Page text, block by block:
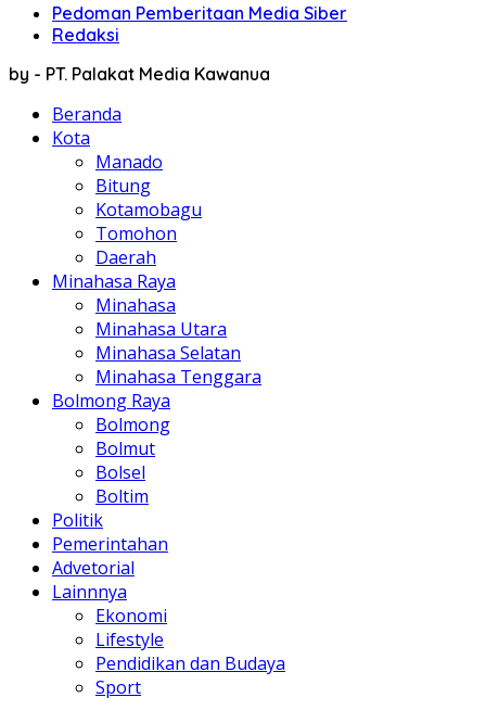
Pedoman Pemberitaan Media Siber
Redaksi
by - PT. Palakat Media Kawanua
Beranda
Kota
Manado
Bitung
Kotamobagu
Tomohon
Daerah
Minahasa Raya
Minahasa
Minahasa Utara
Minahasa Selatan
Minahasa Tenggara
Bolmong Raya
Bolmong
Bolmut
Bolsel
Boltim
Politik
Pemerintahan
Advetorial
Lainnnya
Ekonomi
Lifestyle
Pendidikan dan Budaya
Sport